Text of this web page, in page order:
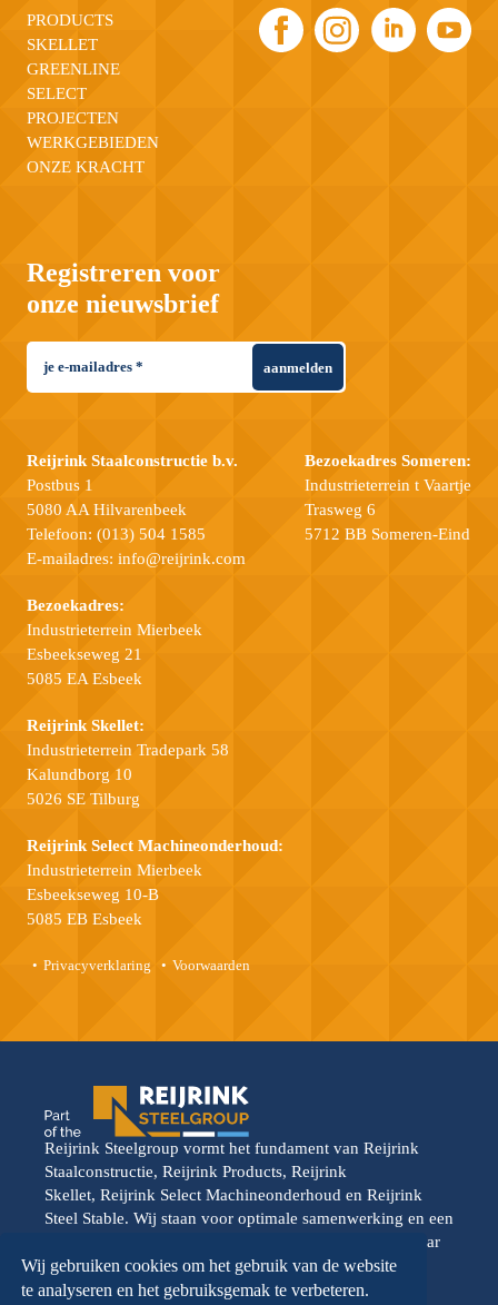
Wij gebruiken cookies om het gebruik van de website
te analyseren en het gebruiksgemak te verbeteren.
PRODUCTS
SKELLET
GREENLINE
SELECT
PROJECTEN
WERKGEBIEDEN
ONZE KRACHT
Registreren voor
onze nieuwsbrief
aanmelden
Reijrink Staalconstructie b.v.
Postbus 1
5080 AA Hilvarenbeek
Telefoon: (013) 504 1585
E-mailadres: info@reijrink.com
Bezoekadres:
Industrieterrein Mierbeek
Esbeekseweg 21
5085 EA Esbeek
Bezoekadres Someren:
Industrieterrein t Vaartje
Trasweg 6
5712 BB Someren-Eind
Reijrink Skellet:
Industrieterrein Tradepark 58
Kalundborg 10
5026 SE Tilburg
Reijrink Select Machineonderhoud:
Industrieterrein Mierbeek
Esbeekseweg 10-B
5085 EB Esbeek
Privacyverklaring Voorwaarden
Reijrink Steelgroup vormt het fundament van Reijrink
Staalconstructie, Reijrink Products, Reijrink
Skellet, Reijrink Select Machineonderhoud en Reijrink
Steel Stable. Wij staan voor optimale samenwerking en een
gedeelde toekomstvisie. Elke divisie opereert vanuit haar
eigen kracht, maar wordt versterkt door de onderlinge
samenwerking. Reijrink Steelgroup en al haar divisies